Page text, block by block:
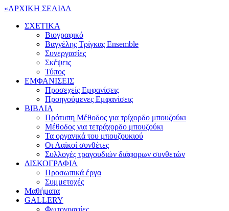
«ΑΡΧΙΚΗ ΣΕΛΙΔΑ
ΣΧΕΤΙΚΑ
Βιογραφικό
Βαγγέλης Τρίγκας Ensemble
Συνεργασίες
Σκέψεις
Τύπος
ΕΜΦΑΝΙΣΕΙΣ
Προσεχείς Εμφανίσεις
Προηγούμενες Εμφανίσεις
ΒΙΒΛΙΑ
Πρότυπη Μέθοδος για τρίχορδο μπουζούκι
Μέθοδος για τετράχορδο μπουζούκι
Τα οργανικά του μπουζουκιού
Οι Λαϊκοί συνθέτες
Συλλογές τραγουδιών διάφορων συνθετών
ΔΙΣΚΟΓΡΑΦΙΑ
Προσωπικά έργα
Συμμετοχές
Μαθήματα
GALLERY
Φωτογραφίες